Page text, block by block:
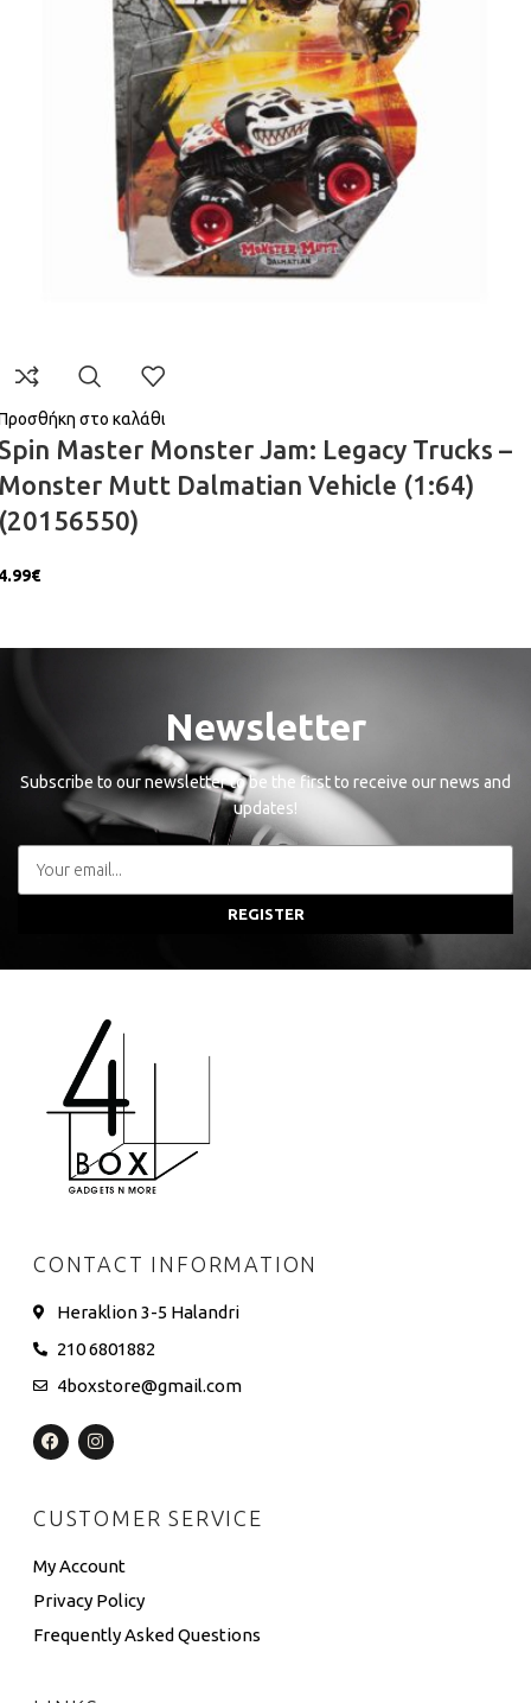
στο καλάθι
Master Monster Jam: Legacy Trucks –
Mutt Dalmatian Vehicle (1:64)
€
Newsletter
Subscribe to our newsletter to be the first to receive our news and
updates!
REGISTER
CONTACT INFORMATION
Heraklion 3-5 Halandri
210 6801882
4boxstore@gmail.com
CUSTOMER SERVICE
My Account
Privacy Policy
Frequently Asked Questions